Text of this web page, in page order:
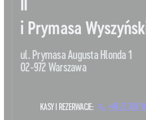
i Prymasa
ul. Prymasa Augusta Hlonda 1
02-972 Warszawa
KASY I REZERWACJE: +48 22 308